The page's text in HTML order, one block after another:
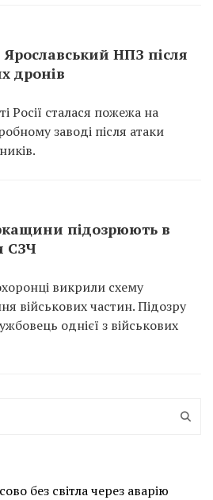
Ярославський НПЗ після
дронів
Росії сталася пожежа на
заводі після атаки
підозрюють в
СЗЧ
викрили схему
військових частин. Підозру
однієї з військових
без світла через аварію